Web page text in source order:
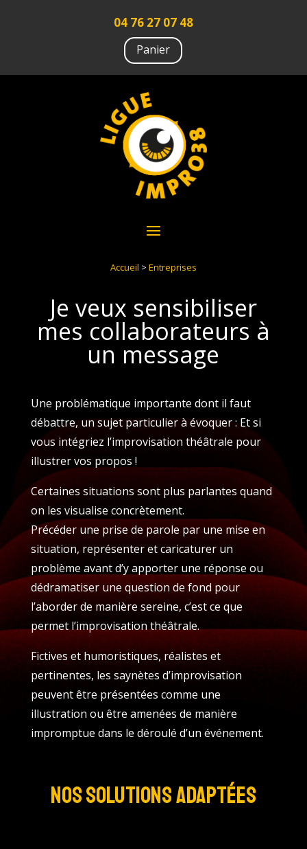
04 76 27 07 48
Panier
Accueil > Entreprises
Je veux sensibiliser
mes collaborateurs à
un message
Une problématique importante dont il faut
débattre, un sujet particulier à évoquer : Et si
vous intégriez l’improvisation théâtrale pour
illustrer vos propos !
Certaines situations sont plus parlantes quand
on les visualise concrètement.
Précéder une prise de parole par une mise en
situation, représenter et caricaturer un
problème avant d’y apporter une réponse ou
dédramatiser une question de fond pour
l’aborder de manière sereine, c’est ce que
permet l’improvisation théâtrale.
Fictives et humoristiques, réalistes et
pertinentes, les saynètes d’improvisation
peuvent être présentées comme une
illustration ou être amenées de manière
impromptue dans le déroulé d’un événement.
Nos solutions adaptées